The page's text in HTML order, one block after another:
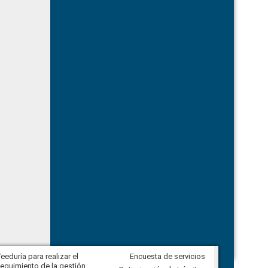
para realizar el
de la gestión
Veeduría para vigilar los acuerdos,
derivados de la Audiencia Pública
Encuesta de servicios